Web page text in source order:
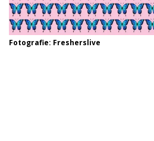
Fotografie: Fresherslive